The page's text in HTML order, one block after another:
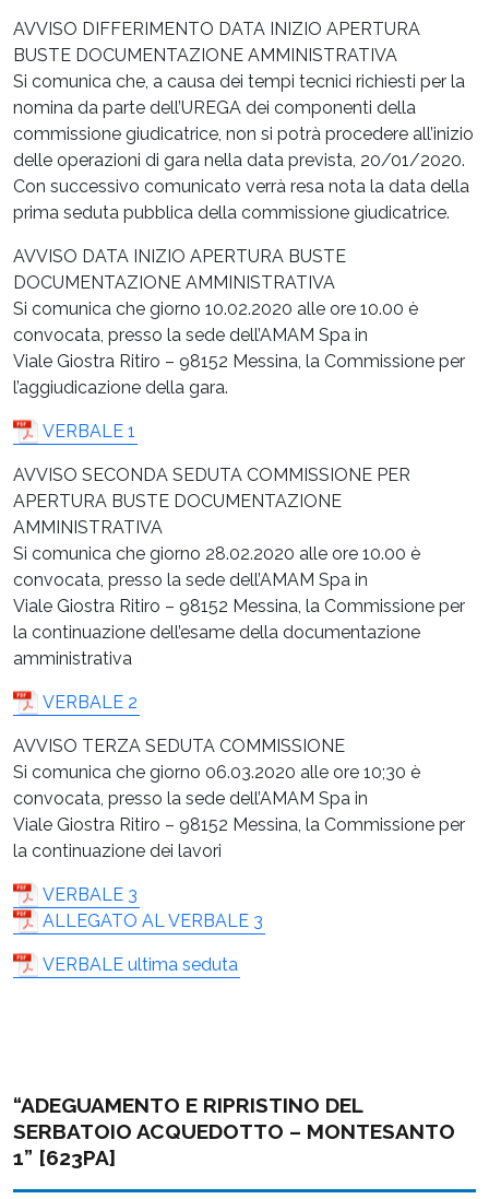
AVVISO DIFFERIMENTO DATA INIZIO APERTURA
BUSTE DOCUMENTAZIONE AMMINISTRATIVA
Si comunica che, a causa dei tempi tecnici richiesti per la
nomina da parte dell’UREGA dei componenti della
commissione giudicatrice, non si potrà procedere all’inizio
delle operazioni di gara nella data prevista, 20/01/2020.
Con successivo comunicato verrà resa nota la data della
prima seduta pubblica della commissione giudicatrice.
AVVISO DATA INIZIO APERTURA BUSTE
DOCUMENTAZIONE AMMINISTRATIVA
Si comunica che giorno 10.02.2020 alle ore 10.00 è
convocata, presso la sede dell’AMAM Spa in
Viale Giostra Ritiro – 98152 Messina, la Commissione per
l’aggiudicazione della gara.
VERBALE 1
AVVISO SECONDA SEDUTA COMMISSIONE PER
APERTURA BUSTE DOCUMENTAZIONE
AMMINISTRATIVA
Si comunica che giorno 28.02.2020 alle ore 10.00 è
convocata, presso la sede dell’AMAM Spa in
Viale Giostra Ritiro – 98152 Messina, la Commissione per
la continuazione dell’esame della documentazione
amministrativa
VERBALE 2
AVVISO TERZA SEDUTA COMMISSIONE
Si comunica che giorno 06.03.2020 alle ore 10;30 è
convocata, presso la sede dell’AMAM Spa in
Viale Giostra Ritiro – 98152 Messina, la Commissione per
la continuazione dei lavori
VERBALE 3
ALLEGATO AL VERBALE 3
VERBALE ultima seduta
“ADEGUAMENTO E RIPRISTINO DEL
SERBATOIO ACQUEDOTTO – MONTESANTO
1” [623PA]